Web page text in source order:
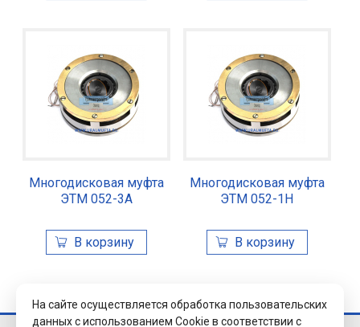
Многодисковая муфта
ЭТМ 052-3А
Многодисковая муфта
ЭТМ 052-1Н
На сайте осуществляется обработка пользовательских
данных с использованием Cookie в соответствии с